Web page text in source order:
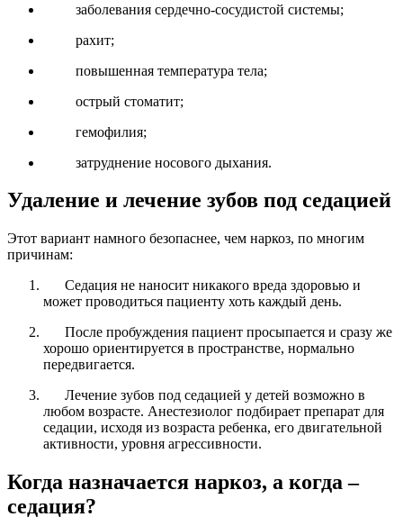
заболевания сердечно-сосудистой системы;
рахит;
повышенная температура тела;
острый стоматит;
гемофилия;
затруднение носового дыхания.
Удаление и лечение зубов под седацией
Этот вариант намного безопаснее, чем наркоз, по многим
причинам:
Седация не наносит никакого вреда здоровью и
может проводиться пациенту хоть каждый день.
После пробуждения пациент просыпается и сразу же
хорошо ориентируется в пространстве, нормально
передвигается.
Лечение зубов под седацией у детей возможно в
любом возрасте. Анестезиолог подбирает препарат для
седации, исходя из возраста ребенка, его двигательной
активности, уровня агрессивности.
Когда назначается наркоз, а когда –
седация?